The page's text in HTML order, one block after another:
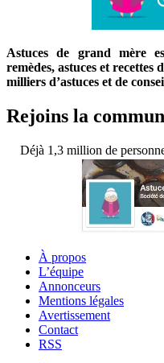
Astuces de grand mère
remèdes, astuces et recettes
milliers d’astuces et de
Rejoins la
Déjà 1,3 million de
À propos
L’équipe
Annonceurs
Mentions légales
Avertissement
Contact
RSS